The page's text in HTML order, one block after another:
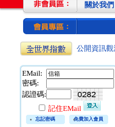
關於我們
公開資訊觀
EMail:
密碼:
認證碼:
記住EMail
忘記密碼 免費加入會員